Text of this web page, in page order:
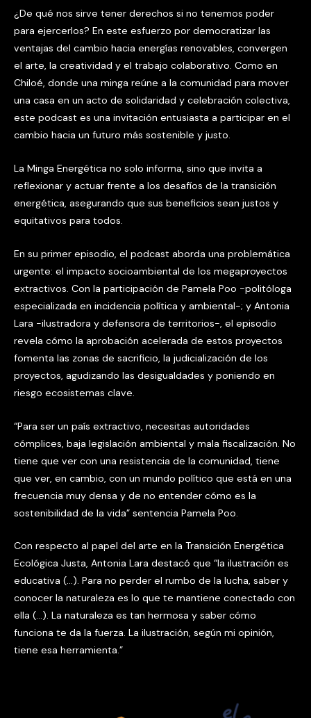
¿De qué nos sirve tener derechos si no tenemos poder
para ejercerlos? En este esfuerzo por democratizar las
ventajas del cambio hacia energías renovables, convergen
el arte, la creatividad y el trabajo colaborativo. Como en
Chiloé, donde una minga reúne a la comunidad para mover
una casa en un acto de solidaridad y celebración colectiva,
este podcast es una invitación entusiasta a participar en el
cambio hacia un futuro más sostenible y justo.
La Minga Energética no solo informa, sino que invita a
reflexionar y actuar frente a los desafíos de la transición
energética, asegurando que sus beneficios sean justos y
equitativos para todos.
En su primer episodio, el podcast aborda una problemática
urgente: el impacto socioambiental de los megaproyectos
extractivos. Con la participación de Pamela Poo -politóloga
especializada en incidencia política y ambiental-; y Antonia
Lara -ilustradora y defensora de territorios-, el episodio
revela cómo la aprobación acelerada de estos proyectos
fomenta las zonas de sacrificio, la judicialización de los
proyectos, agudizando las desigualdades y poniendo en
riesgo ecosistemas clave.
“Para ser un país extractivo, necesitas autoridades
cómplices, baja legislación ambiental y mala fiscalización. No
tiene que ver con una resistencia de la comunidad, tiene
que ver, en cambio, con un mundo político que está en una
frecuencia muy densa y de no entender cómo es la
sostenibilidad de la vida” sentencia Pamela Poo.
Con respecto al papel del arte en la Transición Energética
Ecológica Justa, Antonia Lara destacó que “la ilustración es
educativa (…). Para no perder el rumbo de la lucha, saber y
conocer la naturaleza es lo que te mantiene conectado con
ella (…). La naturaleza es tan hermosa y saber cómo
funciona te da la fuerza. La ilustración, según mi opinión,
tiene esa herramienta.”